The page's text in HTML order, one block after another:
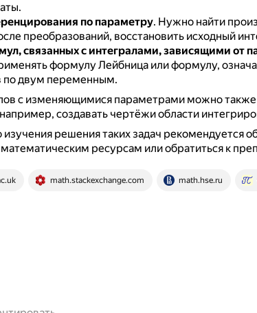
по параметру. Нужно найти
преобразований, восстановить исходный
связанных с интегралами, зависящими от
формулу Лейбница или формулу,
по двум переменным.
с изменяющимися параметрами можно также
создавать чертёжи области
решения таких задач рекомендуется
ресурсам или обратиться к
math.stackexchange.com math.hse.ru